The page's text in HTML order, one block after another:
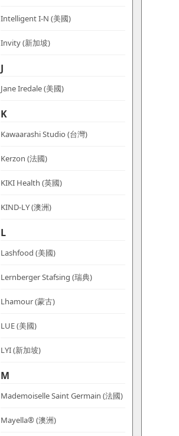
Intelligent I-N (美國)
Invity (新加坡)
J
Jane Iredale (美國)
K
Kawaarashi Studio (台灣)
Kerzon (法國)
KIKI Health (英國)
KIND-LY (澳洲)
L
Lashfood (美國)
Lernberger Stafsing (瑞典)
Lhamour (蒙古)
LUE (美國)
LYI (新加坡)
M
Mademoiselle Saint Germain (法國)
Mayella® (澳洲)